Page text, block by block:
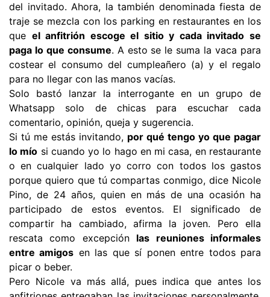
del invitado. Ahora, la también denominada fiesta de
traje se mezcla con los parking en restaurantes en los
que el anfitrión escoge el sitio y cada invitado se
paga lo que consume. A esto se le suma la vaca para
costear el consumo del cumpleañero (a) y el regalo
para no llegar con las manos vacías.
Solo bastó lanzar la interrogante en un grupo de
Whatsapp solo de chicas para escuchar cada
comentario, opinión, queja y sugerencia.
Si tú me estás invitando, por qué tengo yo que pagar
lo mío si cuando yo lo hago en mi casa, en restaurante
o en cualquier lado yo corro con todos los gastos
porque quiero que tú compartas conmigo, dice Nicole
Pino, de 24 años, quien en más de una ocasión ha
participado de estos eventos. El significado de
compartir ha cambiado, afirma la joven. Pero ella
rescata como excepción las reuniones informales
entre amigos en las que sí ponen entre todos para
picar o beber.
Pero Nicole va más allá, pues indica que antes los